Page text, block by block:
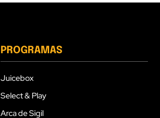
PROGRAMAS
Juicebox
Select & Play
Arca de Sigil